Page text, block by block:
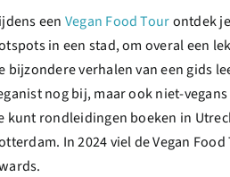
een Vegan Food Tourontdek
in een stad, om overal een
bijzondere verhalen van een gids
nog bij, maar ook niet-
kunt rondleidingen boeken in
In 2024 viel de Vegan